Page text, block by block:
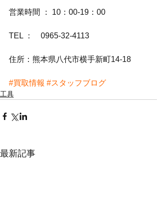
営業時間 ： 10：00-19：00
TEL ：　0965-32-4113
住所：熊本県八代市横手新町14-18
#買取情報 #スタッフブログ
工具
最新記事